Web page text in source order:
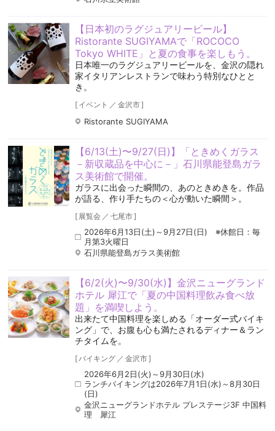
【日本初のラグジュアリービール】
Ristorante SUGIYAMAで「ROCOCO
Tokyo WHITE」と夏の食事を楽しもう。
日本唯一のラグジュアリービールを、金沢の隠れ
家イタリアンレストランで味わう特別なひとと
き。
[ イベント ／ 金沢市]
Ristorante SUGIYAMA
【6/13(土)〜9/27(日)】「ときめくガラス
－新収蔵品を中心に－」石川県能登島ガラ
ス美術館で開催。
ガラスに出会った瞬間の、あのときめきを。作品
が語る、作り手たちの＜心が動いた瞬間＞。
[ 展覧会 ／ 七尾市]
2026年6月13日(土)～9月27日(日) ※休館日：毎
月第3火曜日
石川県能登島ガラス美術館
【6/2(火)〜9/30(水)】金沢ニューグランド
ホテル 犀江で「夏の中国料理飲み食べ放
題」を満喫しよう。
出来たて中国料理を楽しめる「オーダー式バイキ
ング」で、お腹も心も満たされるディナー＆ラン
チタイムを。
[バイキング ／ 金沢市]
2026年6月2日(火)～9月30日(水)
ランチバイキングは2026年7月1日(水)～8月30日
(日)
金沢ニューグランドホテル プレステージ3F 中国料
理 犀江